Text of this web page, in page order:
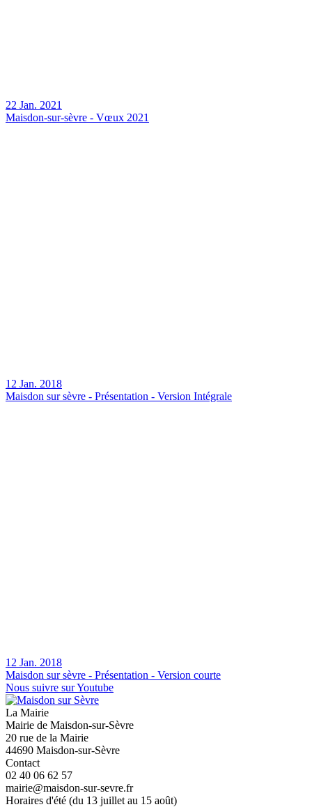
22 Jan. 2021
Maisdon-sur-sèvre - Vœux 2021
12 Jan. 2018
Maisdon sur sèvre - Présentation - Version Intégrale
12 Jan. 2018
Maisdon sur sèvre - Présentation - Version courte
Nous suivre sur Youtube
La Mairie
Mairie de Maisdon-sur-Sèvre
20 rue de la Mairie
44690 Maisdon-sur-Sèvre
Contact
02 40 06 62 57
mairie@maisdon-sur-sevre.fr
Horaires d'été (du 13 juillet au 15 août)